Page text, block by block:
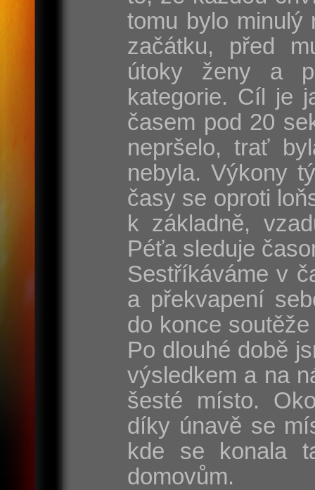
tomu bylo minulý
začátku, před
útoky ženy a
kategorie. Cíl je
časem pod 20
nepršelo, trať
nebyla. Výkony
časy se oproti
k základně,
Péťa sleduje
Sestříkáváme v
a překvapení
do konce
Po dlouhé době
výsledkem a na
šesté místo.
díky únavě se
kde se konala
domovům.